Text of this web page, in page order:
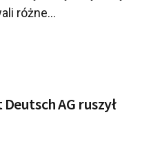
różne...
AG ruszył